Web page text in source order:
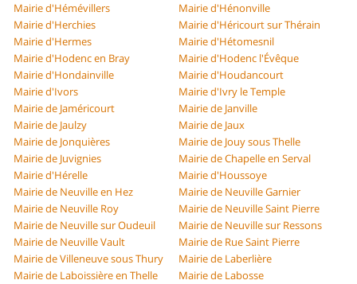
Mairie d'Hémévillers
Mairie d'Hénonville
Mairie d'Herchies
Mairie d'Héricourt sur Thérain
Mairie d'Hermes
Mairie d'Hétomesnil
Mairie d'Hodenc en Bray
Mairie d'Hodenc l'Évêque
Mairie d'Hondainville
Mairie d'Houdancourt
Mairie d'Ivors
Mairie d'Ivry le Temple
Mairie de Jaméricourt
Mairie de Janville
Mairie de Jaulzy
Mairie de Jaux
Mairie de Jonquières
Mairie de Jouy sous Thelle
Mairie de Juvignies
Mairie de Chapelle en Serval
Mairie d'Hérelle
Mairie d'Houssoye
Mairie de Neuville en Hez
Mairie de Neuville Garnier
Mairie de Neuville Roy
Mairie de Neuville Saint Pierre
Mairie de Neuville sur Oudeuil
Mairie de Neuville sur Ressons
Mairie de Neuville Vault
Mairie de Rue Saint Pierre
Mairie de Villeneuve sous Thury
Mairie de Laberlière
Mairie de Laboissière en Thelle
Mairie de Labosse